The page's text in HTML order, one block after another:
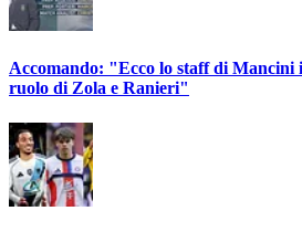
Accomando: "Ecco lo staff di Mancini
ruolo di Zola e Ranieri"